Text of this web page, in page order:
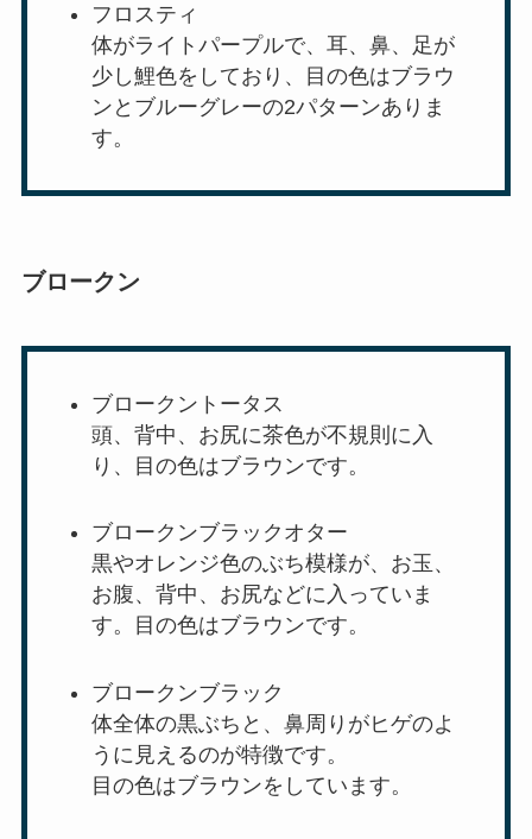
フロスティ
体がライトパープルで、耳、鼻、足が
少し鯉色をしており、目の色はブラウ
ンとブルーグレーの2パターンありま
す。
ブロークン
ブロークントータス
頭、背中、お尻に茶色が不規則に入
り、目の色はブラウンです。
ブロークンブラックオター
黒やオレンジ色のぶち模様が、お玉、
お腹、背中、お尻などに入っていま
す。目の色はブラウンです。
ブロークンブラック
体全体の黒ぶちと、鼻周りがヒゲのよ
うに見えるのが特徴です。
目の色はブラウンをしています。